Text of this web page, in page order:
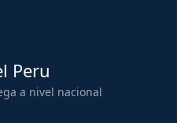
Peru
a nivel nacional